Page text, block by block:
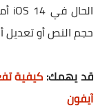
حجم النص أو
قد يهمك: كيفية
آيفون